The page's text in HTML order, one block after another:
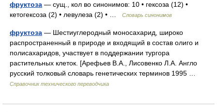
фруктоза — сущ., кол во синонимов: 10 • гексоза (12) •
кетогексоза (2) • левулеза (2) • …
Словарь синонимов
фруктоза — Шестиуглеродный моносахарид, широко
распространенный в природе и входящий в состав олиго и
полисахаридов, участвует в поддержании тургора
растительных клеток. [Арефьев В.А., Лисовенко Л.А. Англо
русский толковый словарь генетических терминов 1995 …
Справочник технического переводчика